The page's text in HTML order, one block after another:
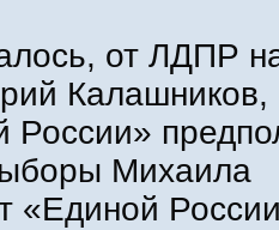
от ЛДПР
Калашников,
Михаила
«Единой